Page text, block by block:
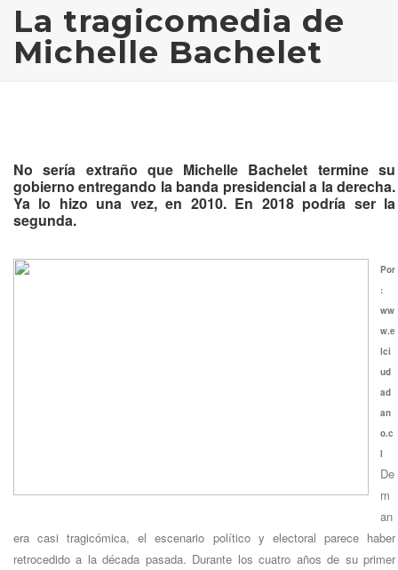
La tragicomedia de
Michelle Bachelet
No sería extraño que Michelle Bachelet termine su
gobierno entregando la banda presidencial a la derecha.
Ya lo hizo una vez, en 2010. En 2018 podría ser la
segunda.
Por
:
ww
w.e
lci
ud
ad
an
o.c
l
De
m
an
era casi tragicómica, el escenario político y electoral parece haber
retrocedido a la década pasada. Durante los cuatro años de su primer